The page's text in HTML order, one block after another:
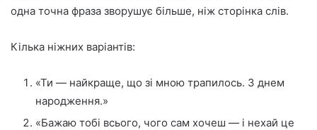
одна точна фраза зворушує більше, ніж сторінка слів.
Кілька ніжних варіантів:
«Ти — найкраще, що зі мною трапилось. З днем
народження.»
«Бажаю тобі всього, чого сам хочеш — і нехай це